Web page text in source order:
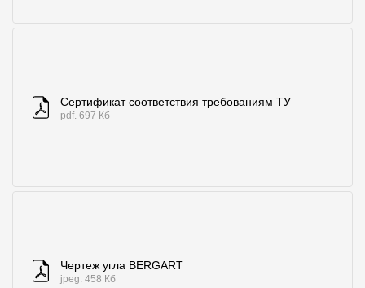
Сертификат соответствия требованиям ТУ
pdf. 697 Кб
Чертеж угла BERGART
jpeg. 458 Кб